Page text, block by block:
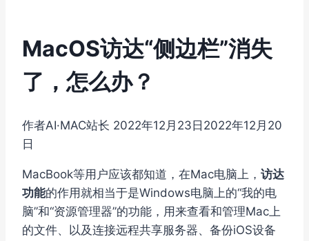
MacOS访达“侧边栏”消失
了，怎么办？
作者AI·MAC站长 2022年12月23日 2022年12月20
日
MacBook等用户应该都知道，在Mac电脑上， 访达
功能的作用就相当于是Windows电脑上的“我的电
脑”和“资源管理器”的功能，用来查看和管理Mac上
的文件、以及连接远程共享服务器、备份iOS设备